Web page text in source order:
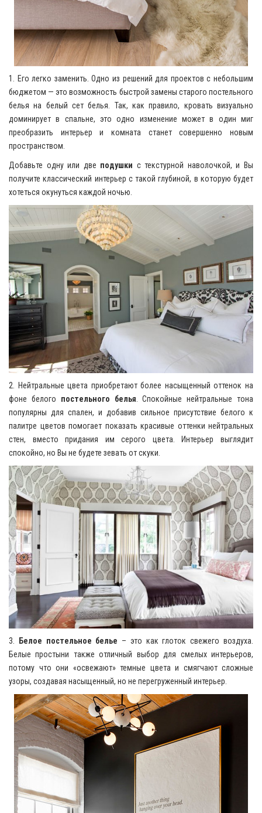
1. Его легко заменить. Одно из решений для проектов с небольшим
бюджетом — это возможность быстрой замены старого постельного
белья на белый сет белья. Так, как правило, кровать визуально
доминирует в спальне, это одно изменение может в один миг
преобразить интерьер и комната станет совершенно новым
пространством.
Добавьте одну или две подушки с текстурной наволочкой, и Вы
получите классический интерьер с такой глубиной, в которую будет
хотеться окунуться каждой ночью.
2. Нейтральные цвета приобретают более насыщенный оттенок на
фоне белого постельного белья . Спокойные нейтральные тона
популярны для спален, и добавив сильное присутствие белого к
палитре цветов помогает показать красивые оттенки нейтральных
стен, вместо придания им серого цвета. Интерьер выглядит
спокойно, но Вы не будете зевать от скуки.
3. Белое постельное белье – это как глоток свежего воздуха.
Белые простыни также отличный выбор для смелых интерьеров,
потому что они «освежают» темные цвета и смягчают сложные
узоры, создавая насыщенный, но не перегруженный интерьер.